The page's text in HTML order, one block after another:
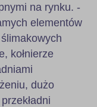
na rynku. -
elementów
kołnierze
dużo